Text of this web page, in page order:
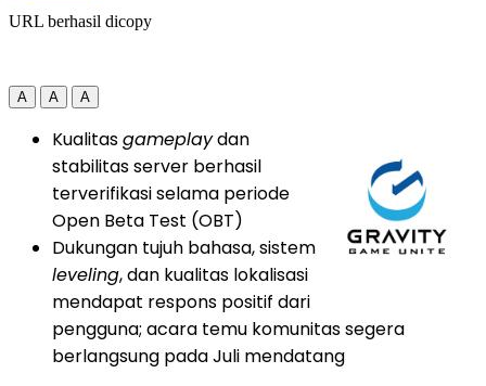
URL berhasil dicopy
A A A
Kualitasgameplaydan
stabilitas server berhasil
terverifikasi selama periode
Open Beta Test (OBT)
Dukungan tujuh bahasa, sistem
leveling, dan kualitas lokalisasi
mendapat respons positif dari
pengguna; acara temu komunitas segera
berlangsung pada Juli mendatang